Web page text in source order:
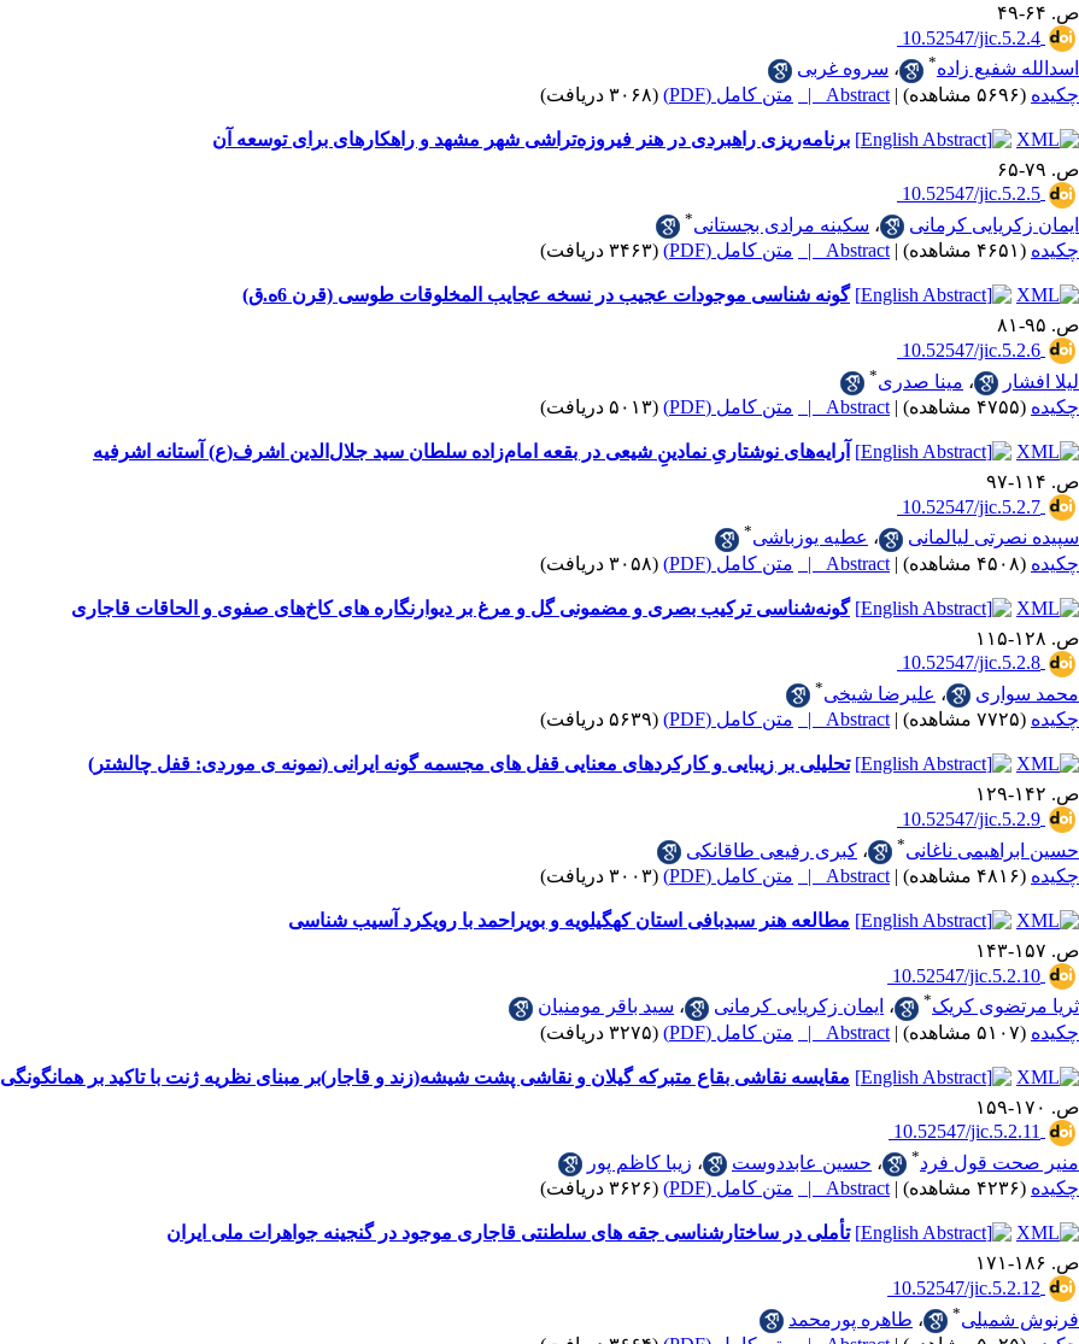
ص. ۶۴-۴۹
‎ 10.52547/jic.5.2.4
اسدالله شفیع زاده* ، سروه غربی
چکیده (۵۶۹۶ مشاهده) |
Abstract | متن کامل (PDF) (۳۰۶۸ دریافت)
برنامه‌ریزی راهبردی در هنر فیروزه‌تراشی شهر مشهد و راهکارهای برای توسعه آن
ص. ۷۹-۶۵
‎ 10.52547/jic.5.2.5
ایمان زکریایی کرمانی
، سکینه مرادی بجستانی*
چکیده (۴۶۵۱ مشاهده) |
Abstract | متن کامل (PDF) (۳۴۶۳ دریافت)
گونه شناسی موجودات عجیب در نسخه عجایب المخلوقات طوسی (قرن 6ه.ق)
ص. ۹۵-۸۱
‎ 10.52547/jic.5.2.6
لیلا افشار
، مینا صدری*
چکیده (۴۷۵۵ مشاهده) |
Abstract | متن کامل (PDF) (۵۰۱۳ دریافت)
آرایه‌های نوشتاریِ نمادینِ شیعی در بقعه اما‌م‌زاده سلطان سید جلال‌الدین اشرف(ع) آستانه اشرفیه
ص. ۱۱۴-۹۷
‎ 10.52547/jic.5.2.7
سپیده نصرتی لیالمانی
، عطیه یوزباشی*
چکیده (۴۵۰۸ مشاهده) |
Abstract | متن کامل (PDF) (۳۰۵۸ دریافت)
گونه‌شناسی ترکیب بصری و مضمونی گل و مرغ بر دیوارنگاره های کاخ‌های صفوی و الحاقات قاجاری
ص. ۱۲۸-۱۱۵
‎ 10.52547/jic.5.2.8
محمد سواری
، علیرضا شیخی*
چکیده (۷۷۲۵ مشاهده) |
Abstract | متن کامل (PDF) (۵۶۳۹ دریافت)
تحلیلی بر زیبایی و کارکردهای معنایی قفل های مجسمه گونه ایرانی (نمونه ی موردی: قفل چالشتر)
ص. ۱۴۲-۱۲۹
‎ 10.52547/jic.5.2.9
حسین ابراهیمی ناغانی* ، کبری رفیعی طاقانکی
چکیده (۴۸۱۶ مشاهده) |
Abstract | متن کامل (PDF) (۳۰۰۳ دریافت)
مطالعه هنر سبدبافی استان کهگیلویه و بویراحمد با رویکرد آسیب شناسی
ص. ۱۵۷-۱۴۳
‎ 10.52547/jic.5.2.10
ثریا مرتضوی کریک* ، ایمان زکریایی کرمانی ، سید باقر مومنیان
چکیده (۵۱۰۷ مشاهده) |
Abstract | متن کامل (PDF) (۳۲۷۵ دریافت)
مقایسه نقاشی بقاع متبرکه گیلان و نقاشی پشت شیشه(زند و قاجار)بر مبنای نظریه ژنت با تاکید بر همانگونگی
ص. ۱۷۰-۱۵۹
‎ 10.52547/jic.5.2.11
منیر صحت قول فرد* ، حسین عابددوست ، زیبا کاظم پور
چکیده (۴۲۳۶ مشاهده) |
Abstract | متن کامل (PDF) (۳۶۲۶ دریافت)
تأملی در ساختارشناسی جقه های سلطنتی قاجاری موجود در گنجینه جواهرات ملی ایران
ص. ۱۸۶-۱۷۱
‎ 10.52547/jic.5.2.12
فرنوش شمیلی* ، طاهره پورمحمد